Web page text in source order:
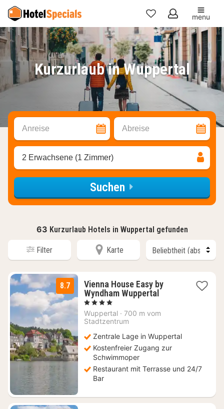
Meine
Favoriten
menu
Kurzurlaub in Wuppertal
Anreise Abreise
2 Erwachsene (1 Zimmer)
Suchen
63 Kurzurlaub Hotels in Wuppertal gefunden
Filter Karte
8.7
Vienna House Easy by
Wyndham Wuppertal2
ab
, 4 Sterne
Wuppertal · 700 m vom
Stadtzentrum
Zentrale Lage in Wuppertal
Kostenfreier Zugang zur
Schwimmoper
Restaurant mit Terrasse und 24/7
Bar